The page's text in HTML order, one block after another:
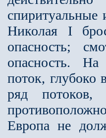
Николая I
опасность;
опасность. На
поток,
ряд потоков,
Европа не